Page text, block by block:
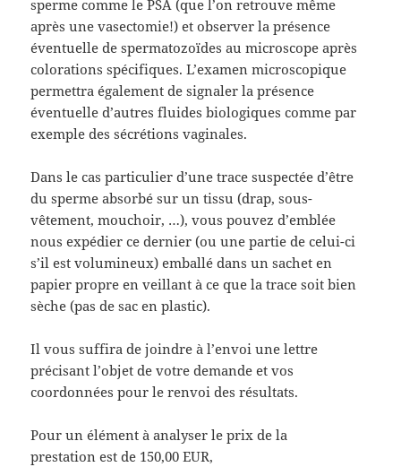
sperme comme le PSA (que l’on retrouve même
après une vasectomie!) et observer la présence
éventuelle de spermatozoïdes au microscope après
colorations spécifiques. L’examen microscopique
permettra également de signaler la présence
éventuelle d’autres fluides biologiques comme par
exemple des sécrétions vaginales.
Dans le cas particulier d’une trace suspectée d’être
du sperme absorbé sur un tissu (drap, sous-
vêtement, mouchoir, …), vous pouvez d’emblée
nous expédier ce dernier (ou une partie de celui-ci
s’il est volumineux) emballé dans un sachet en
papier propre en veillant à ce que la trace soit bien
sèche (pas de sac en plastic).
Il vous suffira de joindre à l’envoi une lettre
précisant l’objet de votre demande et vos
coordonnées pour le renvoi des résultats.
Pour un élément à analyser le prix de la
prestation est de 150,00 EUR,